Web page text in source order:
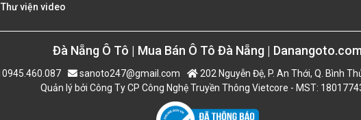
Thư viện video
Đà Nẵng Ô Tô | Mua Bán Ô Tô Đà Nẵng |
0945.460.087 sanoto247@gmail.com
202 Nguyễn Đệ, P. An Thới, Q. Bình
Quản lý bởi Công Ty CP Công Nghệ Truyền Thông Vietcore - MST: